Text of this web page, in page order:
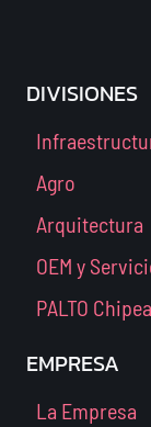
DIVISIONES
Agro
Arquitectura
OEM y
PALTO
EMPRESA
La Empresa